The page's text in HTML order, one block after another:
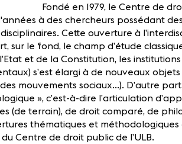
Fondé en 1979, le Centre de
à des chercheurs possédant
Cette ouverture à
sur le fond, le champ d’étude
et de la Constitution, les
s’est élargi à de nouveaux objets
mouvements sociaux...). D’autre
», c’est-à-dire l’articulation
(de terrain), de droit comparé, de
thématiques et
Centre de droit public de l’ULB.